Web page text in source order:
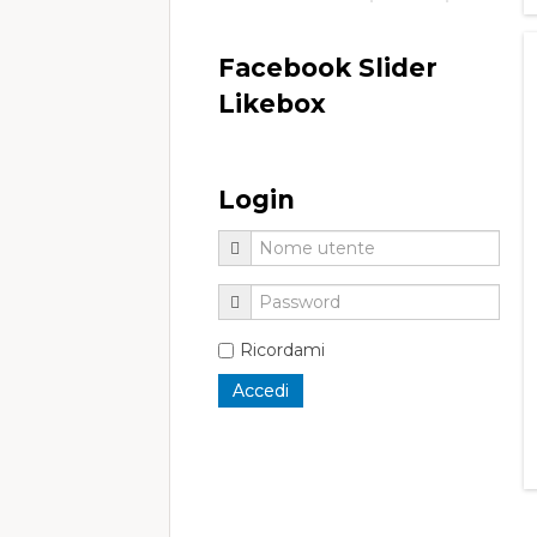
Facebook Slider
Likebox
Login
Ricordami